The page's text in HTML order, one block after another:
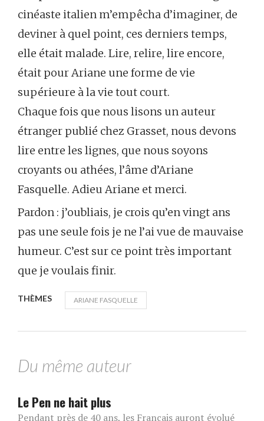
cinéaste italien m’empêcha d’imaginer, de
deviner à quel point, ces derniers temps,
elle était malade. Lire, relire, lire encore,
était pour Ariane une forme de vie
supérieure à la vie tout court.
Chaque fois que nous lisons un auteur
étranger publié chez Grasset, nous devons
lire entre les lignes, que nous soyons
croyants ou athées, l’âme d’Ariane
Fasquelle. Adieu Ariane et merci.
Pardon : j’oubliais, je crois qu’en vingt ans
pas une seule fois je ne l’ai vue de mauvaise
humeur. C’est sur ce point très important
que je voulais finir.
THÈMES ARIANE FASQUELLE
Du même auteur
Le Pen ne hait plus
Pendant près de 40 ans, les Français auront évolué